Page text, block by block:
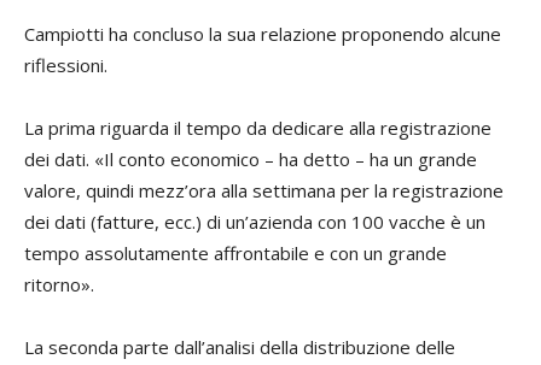
Campiotti ha concluso la sua relazione proponendo alcune
riflessioni.
La prima riguarda il tempo da dedicare alla registrazione
dei dati. «Il conto economico – ha detto – ha un grande
valore, quindi mezz’ora alla settimana per la registrazione
dei dati (fatture, ecc.) di un’azienda con 100 vacche è un
tempo assolutamente affrontabile e con un grande
ritorno».
La seconda parte dall’analisi della distribuzione delle